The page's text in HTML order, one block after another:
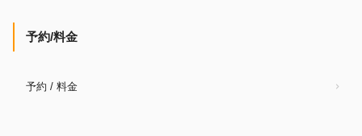
予約/料金
予約 / 料金